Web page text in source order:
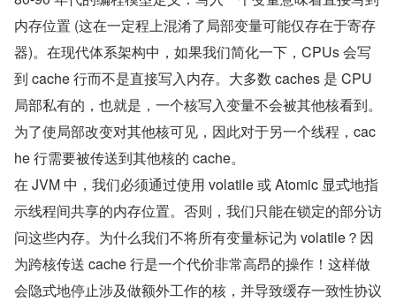
内存位置 (这在一定程上混淆了局部变量可能仅存在于寄存
器)。在现代体系架构中，如果我们简化一下，CPUs 会写
到 cache 行而不是直接写入内存。大多数 caches 是 CPU
局部私有的，也就是，一个核写入变量不会被其他核看到。
为了使局部改变对其他核可见，因此对于另一个线程，cac
he 行需要被传送到其他核的 cache。
在 JVM 中，我们必须通过使用 volatile 或 Atomic 显式地指
示线程间共享的内存位置。否则，我们只能在锁定的部分访
问这些内存。为什么我们不将所有变量标记为 volatile？因
为跨核传送 cache 行是一个代价非常高昂的操作！这样做
会隐式地停止涉及做额外工作的核，并导致缓存一致性协议